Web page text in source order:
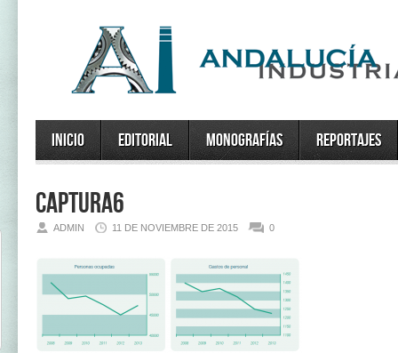
Inicio Editorial Monografías Reportajes
captura6
ADMIN 11 DE NOVIEMBRE DE 2015 0